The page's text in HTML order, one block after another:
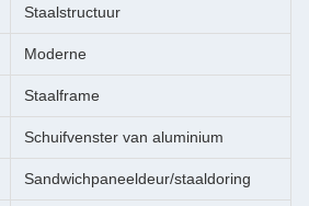
Staalstructuur
Moderne
Staalframe
Schuifvenster van aluminium
Sandwichpaneeldeur/staaldoring